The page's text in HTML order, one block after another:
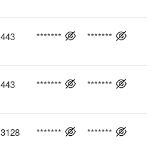
443 ******* *******
443 ******* *******
3128 ******* *******